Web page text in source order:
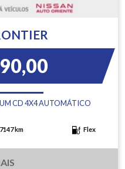
CD 4X4 AUTOMÁTICO
km Flex